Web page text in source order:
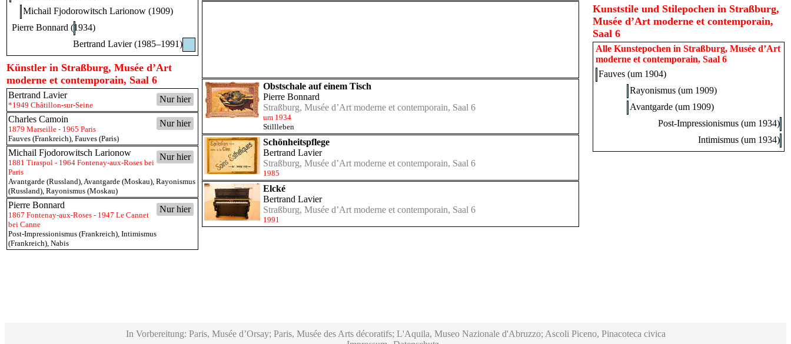
Michail Fjodorowitsch Larionow (1909)
Pierre Bonnard (1934)
Bertrand Lavier (1985–1991)
Künstler in Straßburg, Musée d’Art
moderne et contemporain, Saal 6
Nur hier
Bertrand Lavier
*1949 Châtillon-sur-Seine
Nur hier
Charles Camoin
1879 Marseille - 1965 Paris
Fauves (Frankreich), Fauves (Paris)
Nur hier
Michail Fjodorowitsch Larionow
1881 Tiraspol - 1964 Fontenay-aux-Roses bei
Paris
Avantgarde (Russland),Avantgarde (Moskau), Rayonismus
(Russland), Rayonismus (Moskau)
Nur hier
Pierre Bonnard
1867 Fontenay-aux-Roses - 1947 Le Cannet
bei Canne
Post-Impressionismus (Frankreich), Intimismus
(Frankreich), Nabis
Obstschale auf einem Tisch
Pierre Bonnard
Straßburg, Musée d’Art moderne et contemporain, Saal 6
um 1934
Stillleben
Schönheitspflege
Bertrand Lavier
Straßburg, Musée d’Art moderne et contemporain, Saal 6
1985
Elcké
Bertrand Lavier
Straßburg, Musée d’Art moderne et contemporain, Saal 6
1991
Kunststile und Stilepochen in Straßburg,
Musée d’Art moderne et contemporain,
Saal 6
Alle Kunstepochen in Straßburg, Musée d’Art
moderne et contemporain, Saal 6
Fauves (um 1904)
Rayonismus (um 1909)
Avantgarde (um 1909)
Post-Impressionismus (um 1934)
Intimismus (um 1934)
In Vorbereitung: Paris, Musée d’Orsay; Paris, Musée des Arts décoratifs; L'Aquila, Museo Nazionale d'Abruzzo; Ascoli Piceno, Pinacoteca civica